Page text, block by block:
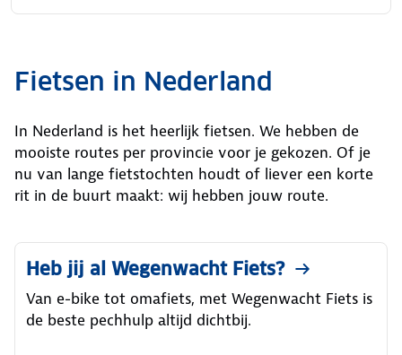
Fietsen in Nederland
In Nederland is het heerlijk fietsen. We hebben de
mooiste routes per provincie voor je gekozen. Of je
nu van lange fietstochten houdt of liever een korte
rit in de buurt maakt: wij hebben jouw route.
Heb jij al Wegenwacht Fiets?
Van e-bike tot omafiets, met Wegenwacht Fiets is
de beste pechhulp altijd dichtbij.